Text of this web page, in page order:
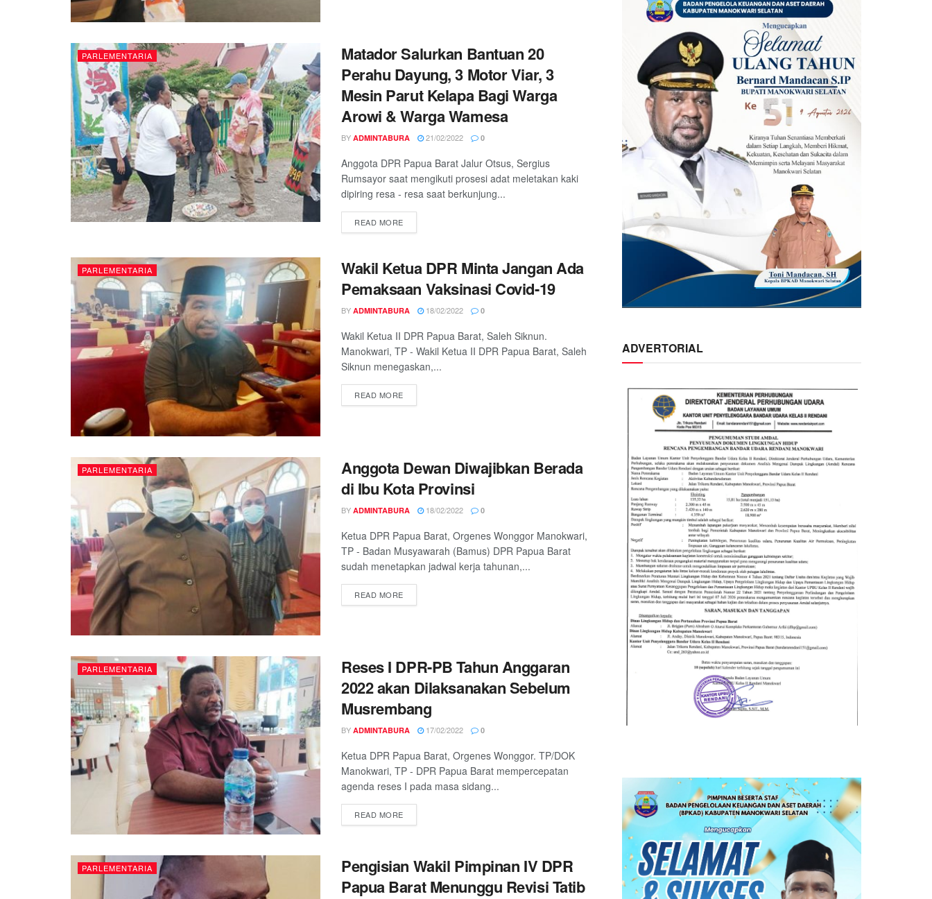
PARLEMENTARIA
Matador Salurkan Bantuan 20
Perahu Dayung, 3 Motor Viar, 3
Mesin Parut Kelapa Bagi Warga
Arowi & Warga Wamesa
BY ADMINTABURA 21/02/2022 0
Anggota DPR Papua Barat Jalur Otsus, Sergius
Rumsayor saat mengikuti prosesi adat meletakan kaki
dipiring resa - resa saat berkunjung...
READ MORE
PARLEMENTARIA
Wakil Ketua DPR Minta Jangan Ada
Pemaksaan Vaksinasi Covid-19
BY ADMINTABURA 18/02/2022 0
Wakil Ketua II DPR Papua Barat, Saleh Siknun.
Manokwari, TP - Wakil Ketua II DPR Papua Barat, Saleh
Siknun menegaskan,...
READ MORE
PARLEMENTARIA
Anggota Dewan Diwajibkan Berada
di Ibu Kota Provinsi
BY ADMINTABURA 18/02/2022 0
Ketua DPR Papua Barat, Orgenes Wonggor Manokwari,
TP - Badan Musyawarah (Bamus) DPR Papua Barat
sudah menetapkan jadwal kerja tahunan,...
READ MORE
PARLEMENTARIA
Reses I DPR-PB Tahun Anggaran
2022 akan Dilaksanakan Sebelum
Musrembang
BY ADMINTABURA 17/02/2022 0
Ketua DPR Papua Barat, Orgenes Wonggor. TP/DOK
Manokwari, TP - DPR Papua Barat mempercepatan
agenda reses I pada masa sidang...
READ MORE
PARLEMENTARIA
Pengisian Wakil Pimpinan IV DPR
Papua Barat Menunggu Revisi Tatib
ADVERTORIAL